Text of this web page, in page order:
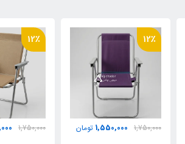
12٪
1,750,000
1,550,000 تومان
19٪
1,900,000